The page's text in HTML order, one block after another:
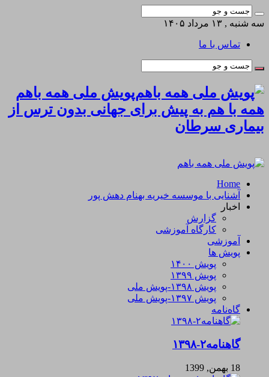
سه شنبه , ۱۳ مرداد ۱۴۰۵
تماس با ما
پویش ملی همه باهم
همه با هم به پیش برای جهانی بدون ترس از
بیماری سرطان
Home
آشنایی با موسسه خیریه بهنام دهش پور
اخبار
گزارش
کارگاه آموزشی
آموزشی
پویش ها
پویش ۱۴۰۰
پویش ۱۳۹۹
پویش ۱۳۹۸-پویش ملی
پویش ۱۳۹۷-پویش ملی
گاه‌نامه
گاهنامه۲-۱۳۹۸
18 بهمن, 1399